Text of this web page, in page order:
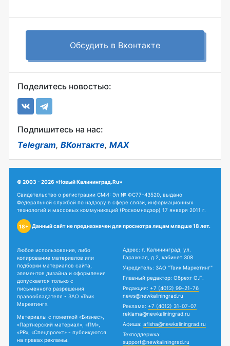
Обсудить в Вконтакте
Поделитесь новостью:
Подпишитесь на нас:
Telegram, ВКонтакте, MAX
© 2003 - 2026 «Новый Калининград.Ru»
Свидетельство о регистрации СМИ: Эл № ФС77-43520, выдано
Федеральной службой по надзору в сфере связи, информационных
технологий и массовых коммуникаций (Роскомнадзор) 17 января 2011 г.
18+ Данный сайт не предназначен для просмотра лицам младше 18 лет.
Любое использование, либо
копирование материалов или
подборки материалов сайта,
элементов дизайна и оформления
допускается только с
письменного разрешения
правообладателя - ЗАО «Твик
Маркетинг».
Материалы с пометкой «Бизнес»,
«Партнерский материал», «ПМ»,
«PR», «Спецпроект» - публикуются
на правах рекламы.
Адрес: г. Калининград, ул.
Гаражная, д.2, кабинет 308
Учредитель: ЗАО "Твик Маркетинг"
Главный редактор: Обрехт О.Г.
Редакция: +7 (4012) 99-21-76
news@newkaliningrad.ru
Реклама: +7 (4012) 31-07-07
reklama@newkaliningrad.ru
Афиша: afisha@newkaliningrad.ru
Техподдержка:
support@newkaliningrad.ru